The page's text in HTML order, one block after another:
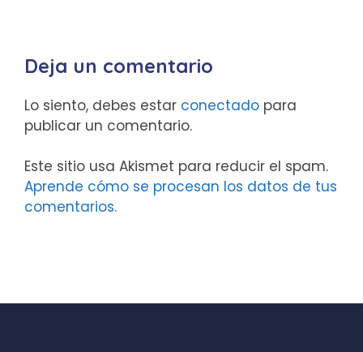
Deja un comentario
Lo siento, debes estar conectado para
publicar un comentario.
Este sitio usa Akismet para reducir el spam.
Aprende cómo se procesan los datos de tus
comentarios.